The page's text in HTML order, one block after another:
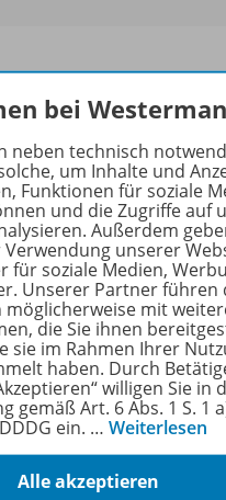
Das führende
Transfer!
Ihr Wegweiser zu den
wichtigsten Seiten der
zu den Abo-
zum
zum Online-Archiv
Mehr zur
bei
neben technisch
um Inhalte und
Funktionen für soziale
und die Zugriffe auf
Außerdem
unserer
für soziale Medien,
Unserer Partner führen
mit
die Sie ihnen
sie im Rahmen Ihrer
haben. Durch
willigen Sie in
gemäß Art. 6 Abs. 1 S. 1
ein. … Weiterlesen
Alle akzeptieren